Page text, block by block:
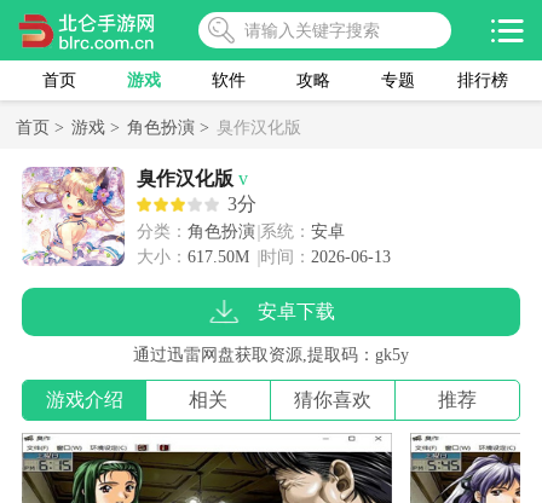
首页 游戏 软件 攻略 专题 排行榜
首页 > 游戏 > 角色扮演 > 臭作汉化版
臭作汉化版 v
3分
分类： 角色扮演 系统： 安卓
大小： 617.50M 时间： 2026-06-13
安卓下载
通过迅雷网盘获取资源,提取码：gk5y
游戏介绍 相关 猜你喜欢 推荐